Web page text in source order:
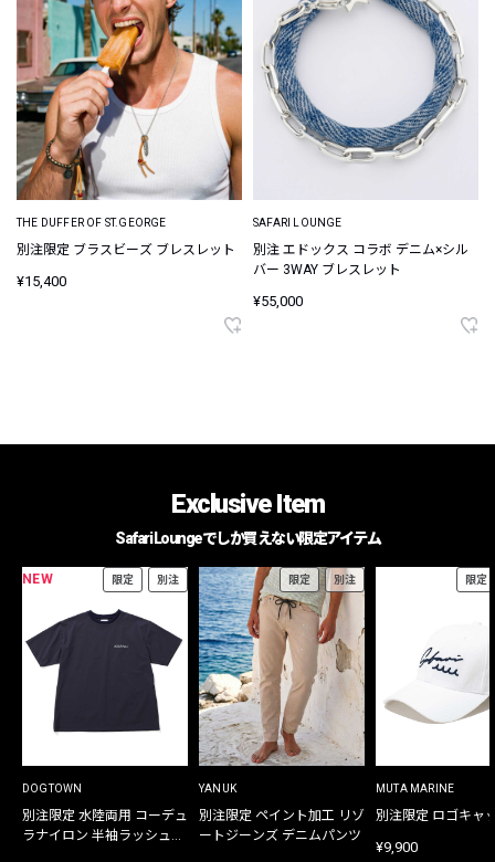
THE DUFFER OF ST.GEORGE
別注限定 ブラスビーズ ブレスレット
¥15,400
SAFARI LOUNGE
別注 エドックス コラボ デニム×シル
バー 3WAY ブレスレット
¥55,000
Exclusive Item
Safari Loungeでしか買えない限定アイテム
NEW 限定 別注
DOGTOWN
別注限定 水陸両用 コーデュ
ラナイロン 半袖ラッシュガ
限定 別注
YANUK
別注限定 ペイント加工 リゾ
ートジーンズ デニムパンツ
限定
MUTA MARINE
別注限定 ロゴキャ
¥9,900